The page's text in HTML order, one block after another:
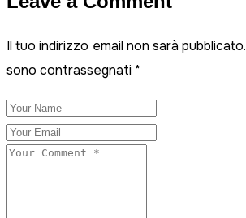
Il tuo indirizzo email non sarà pubblicato.
sono contrassegnati *